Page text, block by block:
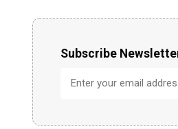
Subscribe